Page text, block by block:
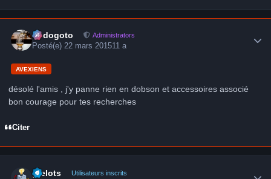
frédogoto Administrators
Posté(e)22 mars 201511 a
AVEXIENS
désolé l'amis , j'y panne rien en dobson et accessoires associé
bon courage pour tes recherches
Citer
grelots Utilisateurs inscrits